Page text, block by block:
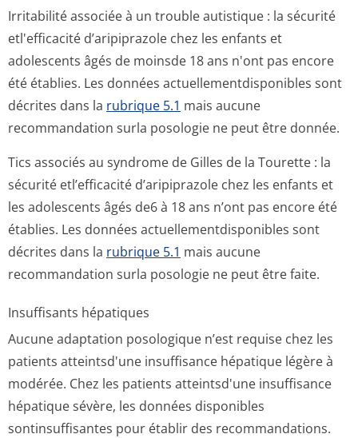
Irritabilité associée à un trouble autistique : la sécurité
etl'efficacité d’aripiprazole chez les enfants et
adolescents âgés de moinsde 18 ans n'ont pas encore
été établies. Les données actuellementdis­ponibles sont
décrites dans la rubrique 5.1 mais aucune
recommandation surla posologie ne peut être donnée.
Tics associés au syndrome de Gilles de la Tourette : la
sécurité etl’efficacité d’aripiprazole chez les enfants et
les adolescents âgés de6 à 18 ans n’ont pas encore été
établies. Les données actuellementdis­ponibles sont
décrites dans la rubrique 5.1 mais aucune
recommandation surla posologie ne peut être faite.
Insuffisants hépatiques
Aucune adaptation posologique n’est requise chez les
patients atteintsd'une insuffisance hépatique légère à
modérée. Chez les patients atteintsd'une insuffisance
hépatique sévère, les données disponibles
sontinsuffisantes pour établir des recommandations.